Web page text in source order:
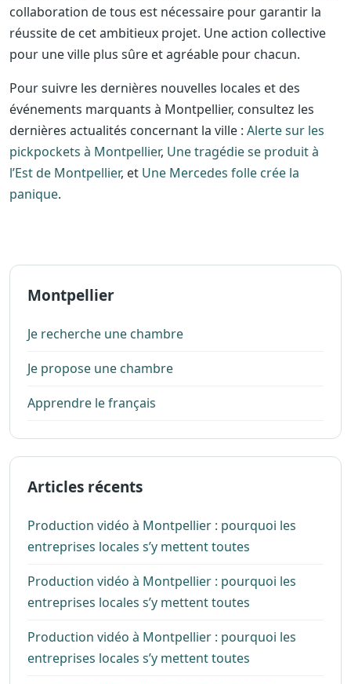
collaboration de tous est nécessaire pour garantir la
réussite de cet ambitieux projet. Une action collective
pour une ville plus sûre et agréable pour chacun.
Pour suivre les dernières nouvelles locales et des
événements marquants à Montpellier, consultez les
dernières actualités concernant la ville : Alerte sur les
pickpockets à Montpellier, Une tragédie se produit à
l’Est de Montpellier, et Une Mercedes folle crée la
panique.
Montpellier
Je recherche une chambre
Je propose une chambre
Apprendre le français
Articles récents
Production vidéo à Montpellier : pourquoi les
entreprises locales s’y mettent toutes
Production vidéo à Montpellier : pourquoi les
entreprises locales s’y mettent toutes
Production vidéo à Montpellier : pourquoi les
entreprises locales s’y mettent toutes